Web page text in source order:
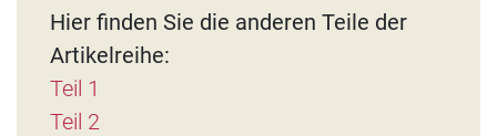
Hier finden Sie die anderen Teile der
Artikelreihe:
Teil 1
Teil 2